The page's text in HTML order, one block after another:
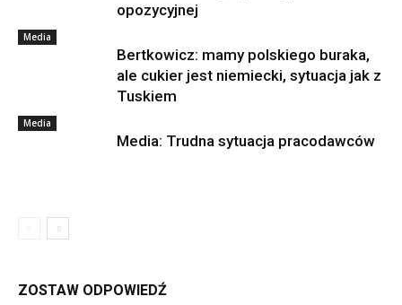
opozycyjnej
Media
Bertkowicz: mamy polskiego buraka,
ale cukier jest niemiecki, sytuacja jak z
Tuskiem
Media
Media: Trudna sytuacja pracodawców
ZOSTAW ODPOWIEDŹ